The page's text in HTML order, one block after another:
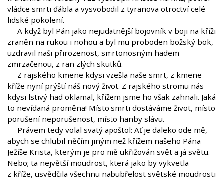
vládce smrti ďábla a vysvobodil z tyranova otroctví celé
lidské pokolení.
A když byl Pán jako nejudatnější bojovník v boji na kříži
zraněn na rukou i nohou a byl mu proboden božský bok,
uzdravil naši přirozenost, smrtonosným hadem
zmrzačenou, z ran zlých skutků.
Z rajského kmene kdysi vzešla naše smrt, z kmene
kříže nyní prýští náš nový život. Z rajského stromu nás
kdysi lstivý had oklamal, křížem jsme ho však zahnali. Jaká
to nevídaná proměna! Místo smrti dostáváme život, místo
porušení neporušenost, místo hanby slávu.
Právem tedy volal svatý apoštol: Ať je daleko ode mě,
abych se chlubil něčím jiným než křížem našeho Pána
Ježíše Krista, kterým je pro mě ukřižován svět a já světu.
Nebo; ta největší moudrost, která jako by vykvetla
z kříže, usvědčila všechnu nabubřelost světské moudrosti